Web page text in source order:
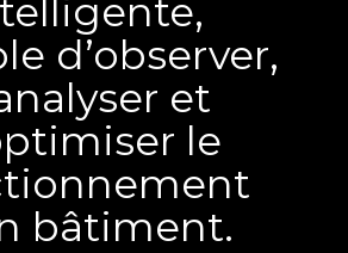
d’observer,
et
le
bâtiment.